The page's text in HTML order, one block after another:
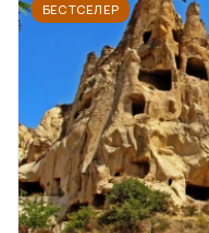
БЕСТСЕЛЕР